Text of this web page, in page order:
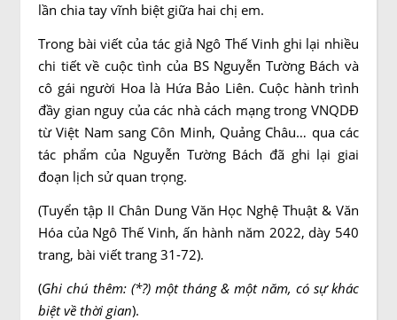
lần chia tay vĩnh biệt giữa hai chị em.
Trong bài viết của tác giả Ngô Thế Vinh ghi lại nhiều
chi tiết về cuộc tình của BS Nguyễn Tường Bách và
cô gái người Hoa là Hứa Bảo Liên. Cuộc hành trình
đầy gian nguy của các nhà cách mạng trong VNQDĐ
từ Việt Nam sang Côn Minh, Quảng Châu… qua các
tác phẩm của Nguyễn Tường Bách đã ghi lại giai
đoạn lịch sử quan trọng.
(Tuyển tập II Chân Dung Văn Học Nghệ Thuật & Văn
Hóa của Ngô Thế Vinh, ấn hành năm 2022, dày 540
trang, bài viết trang 31-72).
(Ghi chú thêm: (*?) một tháng & một năm, có sự khác
biệt về thời gian).